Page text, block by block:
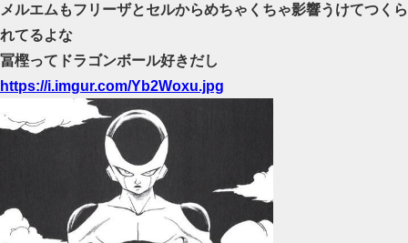
メルエムもフリーザとセルからめちゃくちゃ影響うけてつくら
れてるよな
冨樫ってドラゴンボール好きだし
https://i.imgur.com/Yb2Woxu.jpg